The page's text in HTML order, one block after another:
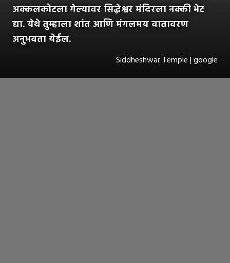
अक्कलकोटला गेल्यावर सिद्धेश्वर मंदिरला नक्की भेट
द्या. येथे तुम्हाला शांत आणि मंगलमय वातावरण
अनुभवता येईल.
Siddheshwar Temple | google